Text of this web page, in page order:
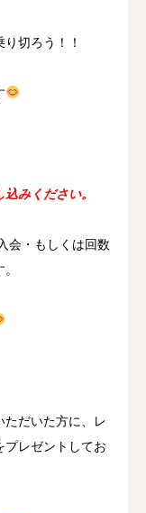
切ろう！！
みください。
会・もしくは回数
ただいた方に、レ
プレゼントしてお